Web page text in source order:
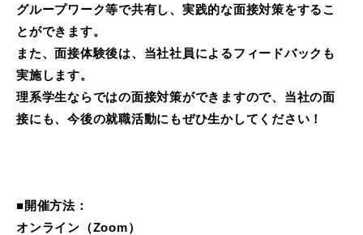
グループワーク等で共有し、実践的な面接対策をするこ
とができます。
また、面接体験後は、当社社員によるフィードバックも
実施します。
理系学生ならではの面接対策ができますので、当社の面
接にも、今後の就職活動にもぜひ生かしてください！
■開催方法：
オンライン（Zoom）